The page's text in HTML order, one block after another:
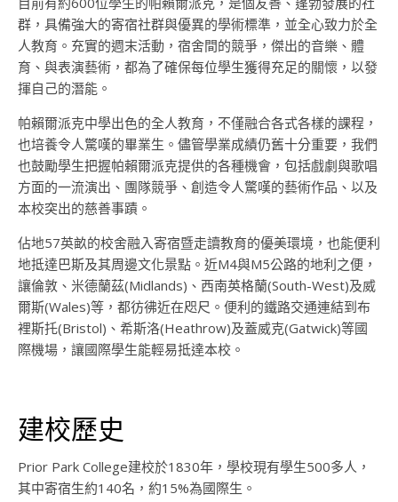
群，具備強大的寄宿社群與優異的學術標準，並全心致力於全
人教育。充實的週末活動，宿舍間的競爭，傑出的音樂、體
育、與表演藝術，都為了確保每位學生獲得充足的關懷，以發
揮自己的潛能。
帕賴爾派克中學出色的全人教育，不僅融合各式各樣的課程，
也培養令人驚嘆的畢業生。儘管學業成績仍舊十分重要，我們
也鼓勵學生把握帕賴爾派克提供的各種機會，包括戲劇與歌唱
方面的一流演出、團隊競爭、創造令人驚嘆的藝術作品、以及
本校突出的慈善事蹟。
佔地57英畝的校舍融入寄宿暨走讀教育的優美環境，也能便利
地抵達巴斯及其周邊文化景點。近M4與M5公路的地利之便，
讓倫敦、米德蘭茲(Midlands)、西南英格蘭(South-West)及威
爾斯(Wales)等，都彷彿近在咫尺。便利的鐵路交通連結到布
裡斯托(Bristol)、希斯洛(Heathrow)及蓋威克(Gatwick)等國
際機場，讓國際學生能輕易抵達本校。
建校歷史
Prior Park College建校於1830年，學校現有學生500多人，
其中寄宿生約140名，約15%為國際生。